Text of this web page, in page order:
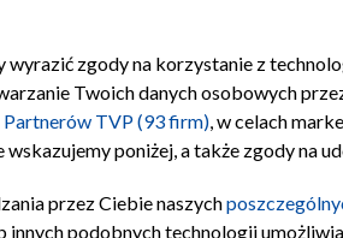
TVP Polityka prywatności
zgody na korzystanie z
Twoich danych osobowych
Partnerów TVP (93 firm), w celach
poniżej, a także zgody na
przez Ciebie naszych
podobnych technologii